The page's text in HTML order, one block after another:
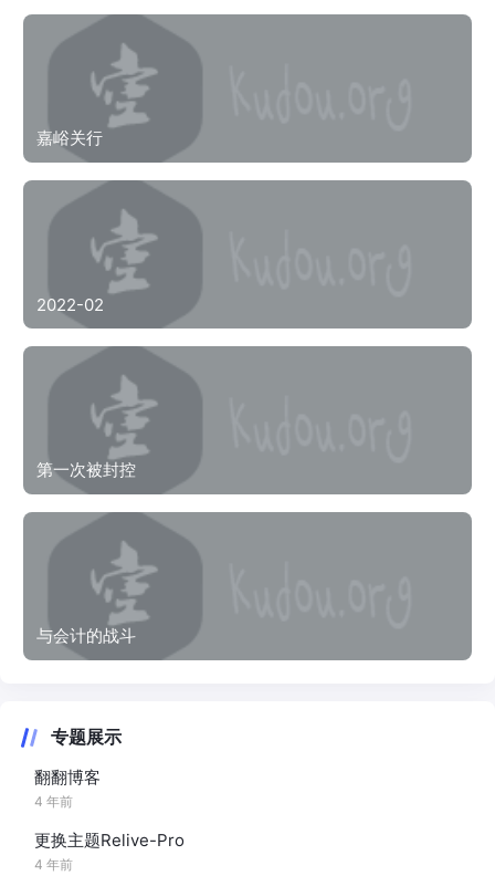
嘉峪关行
2022-02
第一次被封控
与会计的战斗
专题展示
翻翻博客
4 年前
更换主题Relive-Pro
4 年前